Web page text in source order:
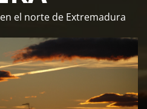
el norte de Extremadura